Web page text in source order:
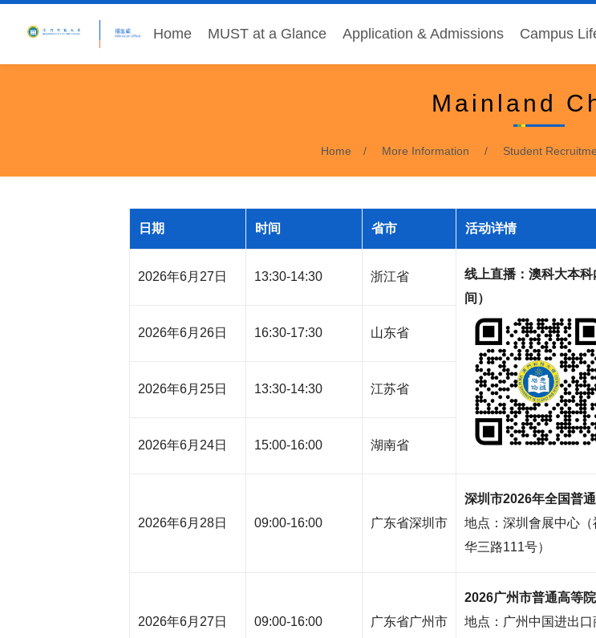
Home MUST at a Glance Application & Admissions Campus
Mainland
Home More Information Student
日期 时间 省市 活动详情
2026年6月27日 13:30-14:30 浙江省 线上直播：澳科大本科
间）
2026年6月26日 16:30-17:30 山东省
2026年6月25日 13:30-14:30 江苏省
2026年6月24日 15:00-16:00 湖南省
2026年6月28日 09:00-16:00 广东省深圳市
深圳市2026年全国普
地点：深圳會展中心
华三路111号）
2026年6月27日 09:00-16:00 广东省广州市
2026广州市普通高等
地点：广州中国进出